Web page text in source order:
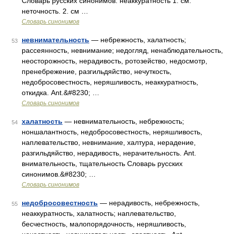
неточность. 2. см …
Словарь синонимов
53 невнимательность — небрежность, халатность;
рассеянность, невнимание; недогляд, ненаблюдательность,
неосторожность, нерадивость, ротозейство, недосмотр,
пренебрежение, разгильдяйство, нечуткость,
недобросовестность, неряшливость, неаккуратность,
откидка. Ant.&#8230; …
Словарь синонимов
54 халатность — невнимательность, небрежность;
ноншалантность, недобросовестность, неряшливость,
наплевательство, невнимание, халтура, нерадение,
разгильдяйство, нерадивость, нерачительность. Ant.
внимательность, тщательность Словарь русских
синонимов.&#8230; …
Словарь синонимов
55 недобросовестность — нерадивость, небрежность,
неаккуратность, халатность; наплевательство,
бесчестность, малопорядочность, неряшливость,